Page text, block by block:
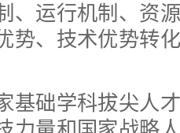
、运行机制、资
势、技术优势转
础学科拔尖人才